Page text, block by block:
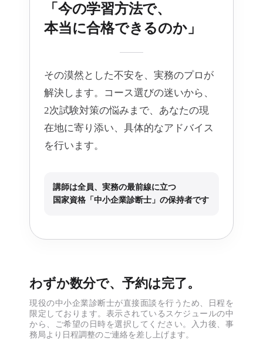
「今の学習方法で、
本当に合格できるのか」
その漠然とした不安を、実務のプロが
解決します。コース選びの迷いから、
2次試験対策の悩みまで、あなたの現
在地に寄り添い、具体的なアドバイス
を行います。
講師は全員、実務の最前線に立つ
国家資格「中小企業診断士」の保持者です
わずか数分で、予約は完了。
現役の中小企業診断士が直接面談を行うため、日程を
限定しております。表示されているスケジュールの中
から、ご希望の日時を選択してください。入力後、事
務局より日程調整のご連絡を差し上げます。